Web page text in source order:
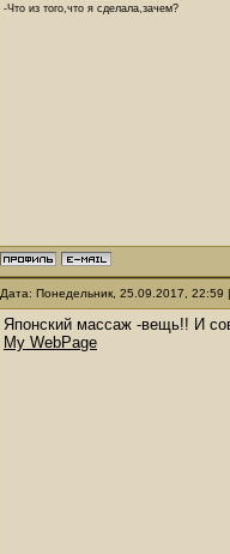
-Что из того,что я сделала,зачем?
Дата: Понедельник, 25.09.2017,
Японский массаж -вещь!! И
My WebPage